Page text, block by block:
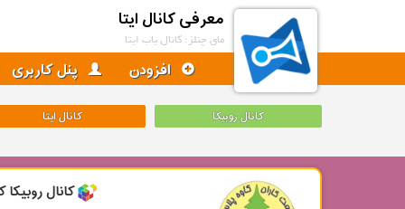
معرفی کانال ایتا
مای چنلز: کانال یاب ایتا
افزودن پنل کاربری
کانال روبیکا کانال ایتا
کانال